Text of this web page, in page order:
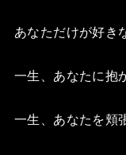
あなただけが好き
一生、あなたに抱
一生、あなたを頬